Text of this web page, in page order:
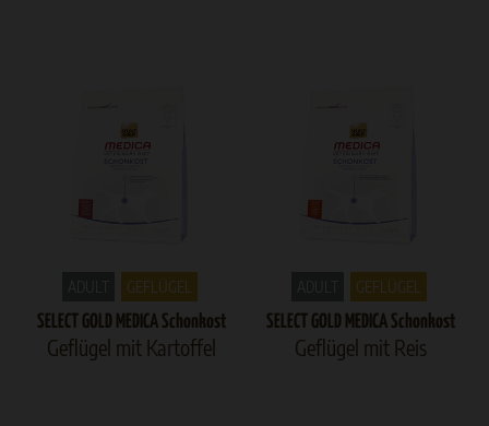
GEFLÜGEL
SELECT GOLD MEDICA Schonkost
Geflügel mit Kartoffel
GEFLÜGEL
SELECT GOLD MEDICA Schonkost
Geflügel mit Reis